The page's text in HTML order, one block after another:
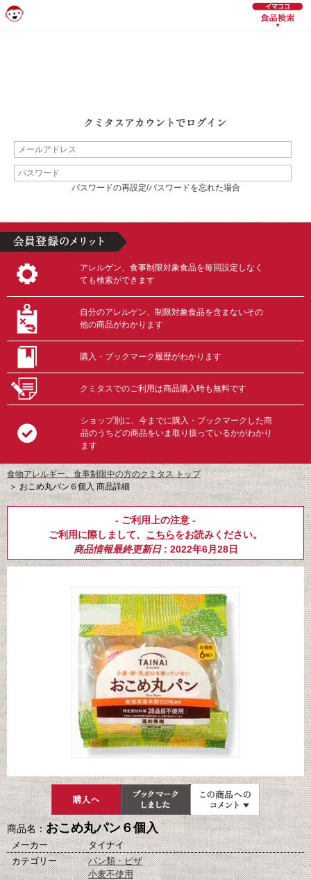
パスワードの再設定/パスワードを忘れた場合
アレルゲン、食事制限対象食品を毎回設定しなく
ても検索ができます
自分のアレルゲン、制限対象食品を含まないその
他の商品がわかります
購入・ブックマーク履歴がわかります
クミタスでのご利用は商品購入時も無料です
ショップ別に、今までに購入・ブックマークした商
品のうちどの商品をいま取り扱っているかがわかり
ます
食物アレルギー、食事制限中の方のクミタス トップ
＞おこめ丸パン６個入 商品詳細
- ご利用上の注意 -
ご利用に際しまして、 こちらをお読みください。
商品情報最終更新日: 2022年6月28日
商品名：おこめ丸パン６個入
メーカー
タイナイ
カテゴリー
パン類・ピザ
小麦不使用